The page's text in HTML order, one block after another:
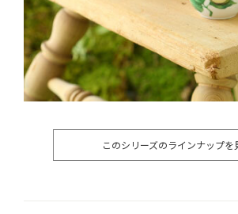
このシリーズのラインナップを